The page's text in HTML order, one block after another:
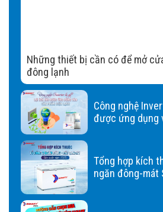
Những thiết bị cần có để mở
đông lạnh
Công nghệ
được ứng dụng
Tổng hợp kích
ngăn đông-mát